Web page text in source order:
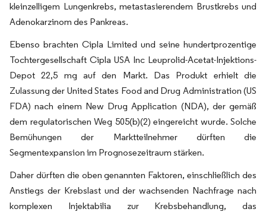
kleinzelligem Lungenkrebs, metastasierendem Brustkrebs und
Adenokarzinom des Pankreas.
Ebenso brachten Cipla Limited und seine hundertprozentige
Tochtergesellschaft Cipla USA Inc Leuprolid-Acetat-Injektions-
Depot 22,5 mg auf den Markt. Das Produkt erhielt die
Zulassung der United States Food and Drug Administration (US
FDA) nach einem New Drug Application (NDA), der gemäß
dem regulatorischen Weg 505(b)(2) eingereicht wurde. Solche
Bemühungen der Marktteilnehmer dürften die
Segmentexpansion im Prognosezeitraum stärken.
Daher dürften die oben genannten Faktoren, einschließlich des
Anstiegs der Krebslast und der wachsenden Nachfrage nach
komplexen Injektabilia zur Krebsbehandlung, das